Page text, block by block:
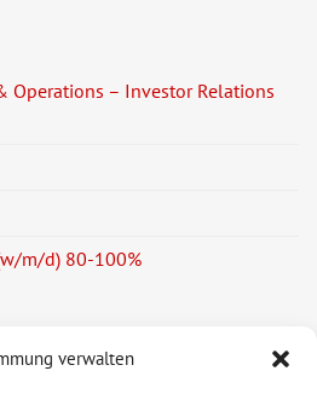
verwalten
Operations – Investor Relations
m/d) 80-100%